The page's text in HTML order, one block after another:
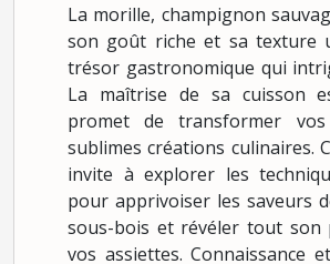
La morille, champignon
son goût riche et sa texture
trésor gastronomique qui
La maîtrise de sa cuisson
promet de transformer
sublimes créations culinaires.
invite à explorer les
pour apprivoiser les saveurs
sous-bois et révéler tout son
vos assiettes. Connaissance